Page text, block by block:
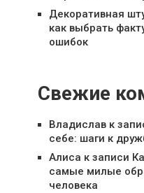
Декоративная
как выбрать
ошибок
Свежие
Владиславк
себе: шаги к
Алиса к записи
самые милые
человека